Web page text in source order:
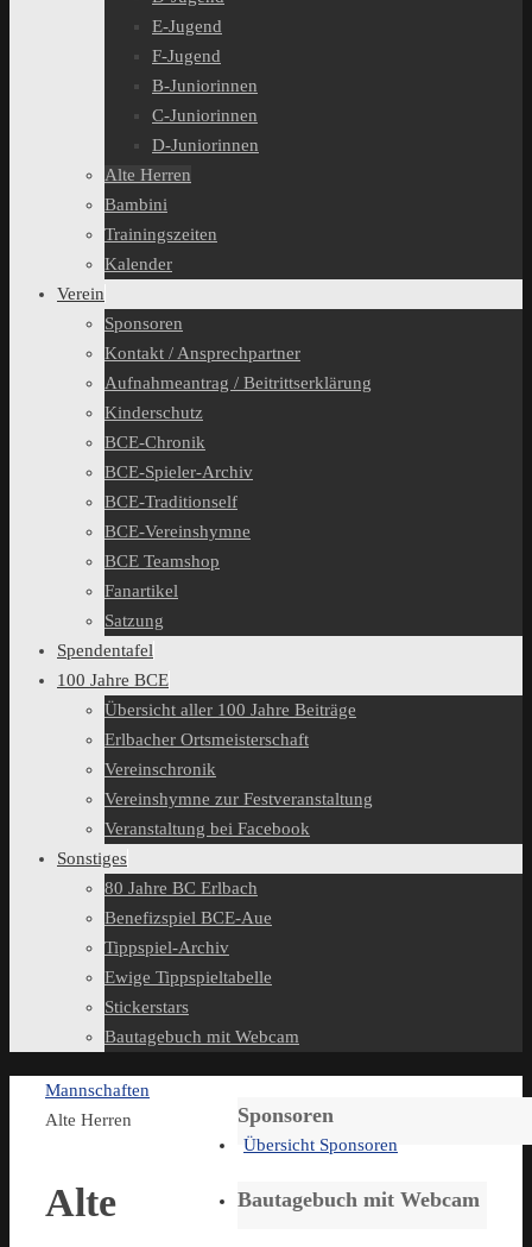
E-Jugend
F-Jugend
B-Juniorinnen
C-Juniorinnen
D-Juniorinnen
Alte Herren
Bambini
Trainingszeiten
Kalender
Verein
Sponsoren
Kontakt / Ansprechpartner
Aufnahmeantrag / Beitrittserklärung
Kinderschutz
BCE-Chronik
BCE-Spieler-Archiv
BCE-Traditionself
BCE-Vereinshymne
BCE Teamshop
Fanartikel
Satzung
Spendentafel
100 Jahre BCE
Übersicht aller 100 Jahre Beiträge
Erlbacher Ortsmeisterschaft
Vereinschronik
Vereinshymne zur Festveranstaltung
Veranstaltung bei Facebook
Sonstiges
80 Jahre BC Erlbach
Benefizspiel BCE-Aue
Tippspiel-Archiv
Ewige Tippspieltabelle
Stickerstars
Bautagebuch mit Webcam
Start
Mannschaften
Alte Herren
Alte
Sponsoren
Übersicht Sponsoren
Bautagebuch mit Webcam